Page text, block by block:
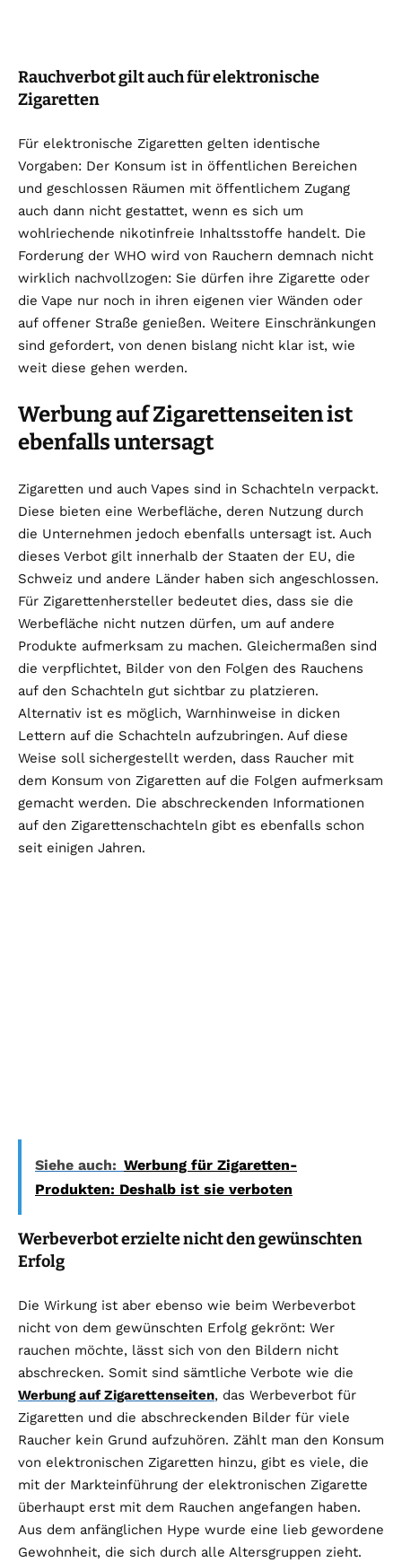
Rauchverbot gilt auch für elektronische
Zigaretten
Für elektronische Zigaretten gelten identische
Vorgaben: Der Konsum ist in öffentlichen Bereichen
und geschlossen Räumen mit öffentlichem Zugang
auch dann nicht gestattet, wenn es sich um
wohlriechende nikotinfreie Inhaltsstoffe handelt. Die
Forderung der WHO wird von Rauchern demnach nicht
wirklich nachvollzogen: Sie dürfen ihre Zigarette oder
die Vape nur noch in ihren eigenen vier Wänden oder
auf offener Straße genießen. Weitere Einschränkungen
sind gefordert, von denen bislang nicht klar ist, wie
weit diese gehen werden.
Werbung auf Zigarettenseiten ist
ebenfalls untersagt
Zigaretten und auch Vapes sind in Schachteln verpackt.
Diese bieten eine Werbefläche, deren Nutzung durch
die Unternehmen jedoch ebenfalls untersagt ist. Auch
dieses Verbot gilt innerhalb der Staaten der EU, die
Schweiz und andere Länder haben sich angeschlossen.
Für Zigarettenhersteller bedeutet dies, dass sie die
Werbefläche nicht nutzen dürfen, um auf andere
Produkte aufmerksam zu machen. Gleichermaßen sind
die verpflichtet, Bilder von den Folgen des Rauchens
auf den Schachteln gut sichtbar zu platzieren.
Alternativ ist es möglich, Warnhinweise in dicken
Lettern auf die Schachteln aufzubringen. Auf diese
Weise soll sichergestellt werden, dass Raucher mit
dem Konsum von Zigaretten auf die Folgen aufmerksam
gemacht werden. Die abschreckenden Informationen
auf den Zigarettenschachteln gibt es ebenfalls schon
seit einigen Jahren.
Siehe auch: Werbung für Zigaretten-
Produkten: Deshalb ist sie verboten
Werbeverbot erzielte nicht den gewünschten
Erfolg
Die Wirkung ist aber ebenso wie beim Werbeverbot
nicht von dem gewünschten Erfolg gekrönt: Wer
rauchen möchte, lässt sich von den Bildern nicht
abschrecken. Somit sind sämtliche Verbote wie die
Werbung auf Zigarettenseiten, das Werbeverbot für
Zigaretten und die abschreckenden Bilder für viele
Raucher kein Grund aufzuhören. Zählt man den Konsum
von elektronischen Zigaretten hinzu, gibt es viele, die
mit der Markteinführung der elektronischen Zigarette
überhaupt erst mit dem Rauchen angefangen haben.
Aus dem anfänglichen Hype wurde eine lieb gewordene
Gewohnheit, die sich durch alle Altersgruppen zieht.